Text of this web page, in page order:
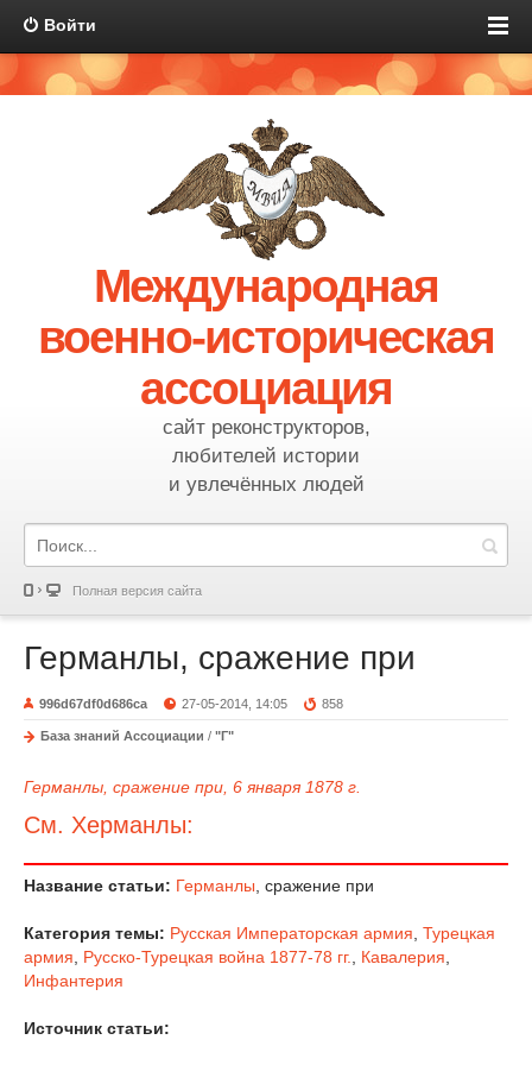
Войти
Международная
военно-историческая
ассоциация
сайт реконструкторов,
любителей истории
и увлечённых людей
Полная версия сайта
Германлы, сражение при
996d67df0d686ca 27-05-2014, 14:05 858
База знаний Ассоциации / "Г"
Германлы, сражение при, 6 января 1878 г.
См. Херманлы:
Название статьи: Германлы , сражение при
Категория темы: Русская Императорская армия Турецкая
армия
Русско-Турецкая война 1877-78 гг. Кавалерия
Инфантерия
Источник статьи: